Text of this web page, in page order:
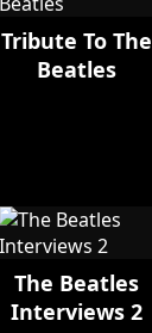
Tribute To The
Beatles
The Beatles
Interviews 2